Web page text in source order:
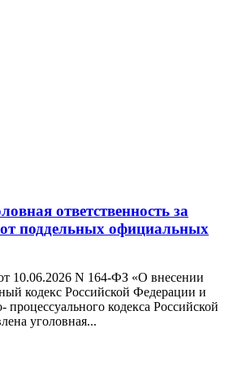
ответственность за
поддельных официальных
10.06.2026 N 164-ФЗ «О внесении
кодекс Российской Федерации и
процессуального кодекса Российской
уголовная...